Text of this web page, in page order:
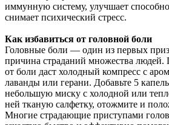
иммунную систему, улучшает
снимает психический стресс.
Как избавиться от головной боли
Головные боли — один из первых
причина страданий множества людей.
от боли даст холодный компресс с
лаванды или герани. Добавьте 5
небольшую миску с холодной или
ней тканую салфетку, отожмите и
Многие страдающие приступами